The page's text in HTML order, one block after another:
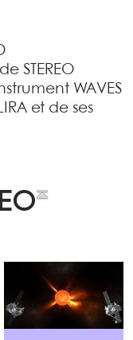
STEREO
WAVES
et de ses